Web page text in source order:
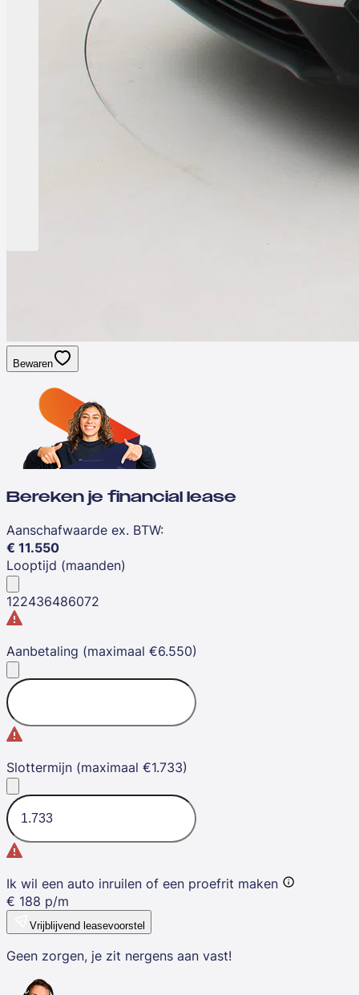
Bewaren
Bereken je financial lease
Aanschafwaarde ex. BTW:
€ 11.550
Looptijd (maanden)
122436486072
Aanbetaling (maximaal €6.550)
Slottermijn (maximaal €1.733)
Ik wil een auto inruilen of een proefrit maken
€ 188 p/m
Vrijblijvend leasevoorstel
Geen zorgen, je zit nergens aan vast!